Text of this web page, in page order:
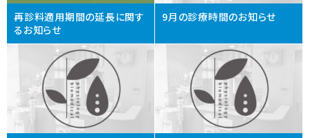
再診料適用期間の延長に関す
るお知らせ
9月の診療時間のお知らせ